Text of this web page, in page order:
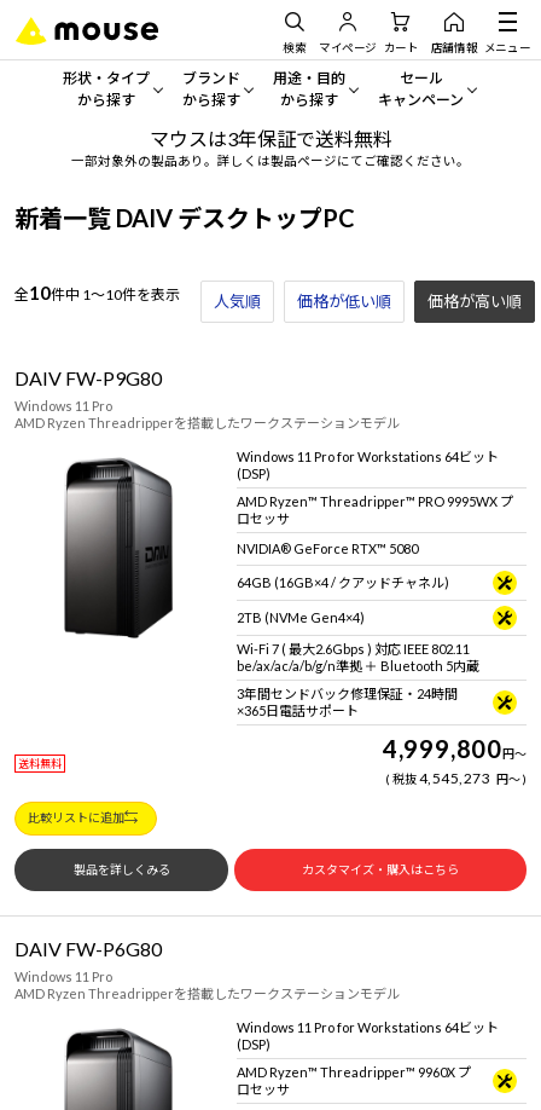
検索 マイページ カート 店舗情報 メニュー
形状・タイプ
から探す
形状・タイプから探す をすべてみる
サーバー
ディスプレイ
Windows 11|Copilot+ PC
ブランド
から探す
mouse
G TUNE
DAIV
Windows 11|Copilot+ PC
用途・目的
から探す
一般向けパソコン
ビジネス向けパソコン
AIおすすめパソコン
Windows 11 |Copilot+ PC
セール
キャンペーン
セール・キャンペー
アウトレットパソコン
すべて新品の旧モデル製品
マウスは3年保証で送料無料
一部対象外の製品あり。詳しくは製品ページにてご確認ください。
新着一覧 DAIV デスクトップPC
全10件中 1～10件を表示 人気順 価格が低い順 価格が高い順
DAIV FW-P9G80
Windows 11 Pro
AMD Ryzen Threadripperを搭載したワークステーションモデル
Windows 11 Pro for Workstations 64ビット
(DSP)
AMD Ryzen™ Threadripper™ PRO 9995WX プ
ロセッサ
NVIDIA® GeForce RTX™ 5080
64GB (16GB×4 / クアッドチャネル)
2TB (NVMe Gen4×4)
Wi-Fi 7 ( 最大2.6Gbps ) 対応 IEEE 802.11
be/ax/ac/a/b/g/n準拠 ＋ Bluetooth 5内蔵
3年間センドバック修理保証・24時間
×365日電話サポート
送料無料 4,999,800円～
税抜4,545,273 円～
比較リストに追加
製品を詳しくみる カスタマイズ・購入はこちら
DAIV FW-P6G80
Windows 11 Pro
AMD Ryzen Threadripperを搭載したワークステーションモデル
Windows 11 Pro for Workstations 64ビット
(DSP)
AMD Ryzen™ Threadripper™ 9960X プ
ロセッサ